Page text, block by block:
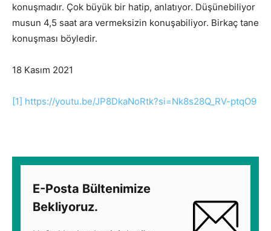
konuşmadır. Çok büyük bir hatip, anlatıyor. Düşünebiliyor
musun 4,5 saat ara vermeksizin konuşabiliyor. Birkaç tane
konuşması böyledir.
18 Kasım 2021
[1] https://youtu.be/JP8DkaNoRtk?si=Nk8s28Q_RV-ptqO9
E-Posta Bültenimize
Bekliyoruz.